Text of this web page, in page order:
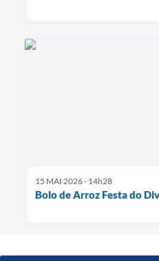
15 MAI 2026 - 14h28
Bolo de Arroz Festa do